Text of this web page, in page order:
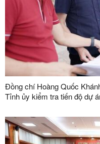
Đồng chí Hoàng Quốc
Tỉnh ủy kiểm tra tiến độ dự